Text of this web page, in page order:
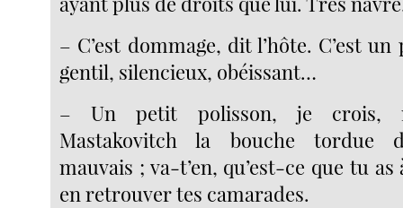
– C’est dommage, dit l’hôte. C’est
gentil, silencieux, obéissant…
– Un petit polisson, je crois,
Mastakovitch la bouche tordue
mauvais ; va-t’en, qu’est-ce que tu
en retrouver tes camarades.